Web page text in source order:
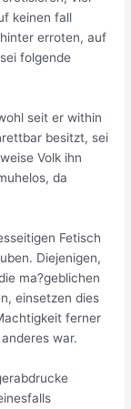
keinen fall
erroten, auf
folgende
seit er within
besitzt, sei
Volk ihn
da
Fetisch
Diejenigen,
ma?geblichen
einsetzen dies
ferner
war.